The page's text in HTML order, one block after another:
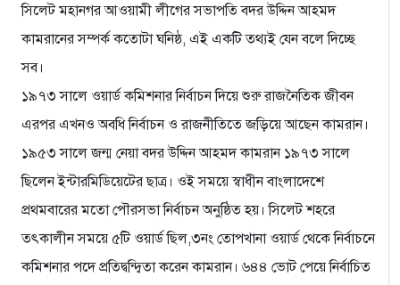
সিলেট মহানগর আওয়ামী লীগের সভাপতি বদর উদ্দিন আহমদ
কামরানের সম্পর্ক কতোটা ঘনিষ্ঠ, এই একটি তথ্যই যেন বলে দিচ্ছে
সব।
১৯৭৩ সালে ওয়ার্ড কমিশনার নির্বাচন দিয়ে শুরু রাজনৈতিক জীবন
এরপর এখনও অবধি নির্বাচন ও রাজনীতিতে জড়িয়ে আছেন কামরান।
১৯৫৩ সালে জন্ম নেয়া বদর উদ্দিন আহমদ কামরান ১৯৭৩ সালে
ছিলেন ইন্টারমিডিয়েটের ছাত্র। ওই সময়ে স্বাধীন বাংলাদেশে
প্রথমবারের মতো পৌরসভা নির্বাচন অনুষ্ঠিত হয়। সিলেট শহরে
তৎকালীন সময়ে ৫টি ওয়ার্ড ছিল,৩নং তোপখানা ওয়ার্ড থেকে নির্বাচনে
কমিশনার পদে প্রতিদ্বন্দ্বিতা করেন কামরান। ৬৪৪ ভোট পেয়ে নির্বাচিত